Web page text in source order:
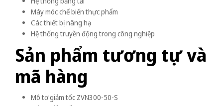
Máy móc chế biến thực phẩm
Các thiết bị nâng hạ
Hệ thống truyền động trong công nghiệp
Sản phẩm tương tự và
mã hàng
Mô tơ giảm tốc ZVN300-50-S